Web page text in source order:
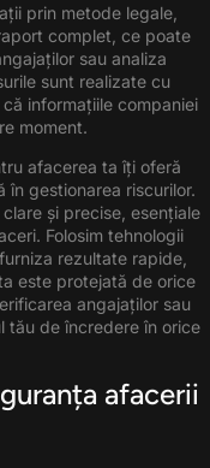
prin metode legale,
complet, ce poate
sau analiza
sunt realizate cu
informațiile companiei
moment.
afacerea ta îți oferă
gestionarea riscurilor.
și precise, esențiale
Folosim tehnologii
rezultate rapide,
este protejată de orice
angajaților sau
tău de încredere în orice
afacerii